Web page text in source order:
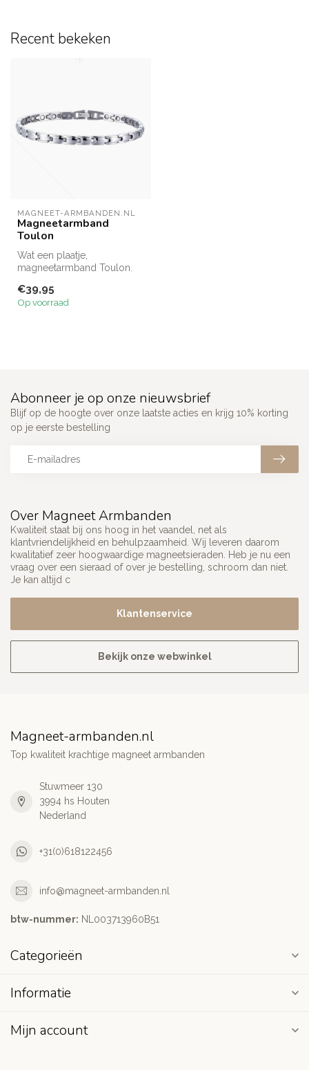
Recent bekeken
MAGNEET-ARMBANDEN.NL
Magneetarmband
Toulon
Wat een plaatje,
magneetarmband Toulon.
prachtige zilverkleu...
€39,95
Op voorraad
Over Magneet Armbanden
Kwaliteit staat bij ons hoog in het vaandel, net als
klantvriendelijkheid en behulpzaamheid. Wij leveren daarom
kwalitatief zeer hoogwaardige magneetsieraden. Heb je nu een
vraag over een sieraad of over je bestelling, schroom dan niet.
Je kan altijd c
Klantenservice
Bekijk onze webwinkel
Abonneer je op onze nieuwsbrief
Blijf op de hoogte over onze laatste acties en krijg 10% korting
op je eerste bestelling
Magneet-armbanden.nl
Top kwaliteit krachtige magneet armbanden
Stuwmeer 130
3994 hs Houten
Nederland
+31(0)618122456
info@magneet-armbanden.nl
btw-nummer: NL003713960B51
Categorieën
Informatie
Mijn account